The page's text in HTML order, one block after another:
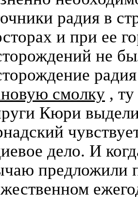
радия в
и при ее
не
смолку ,
Кюри
дело. И
предложили